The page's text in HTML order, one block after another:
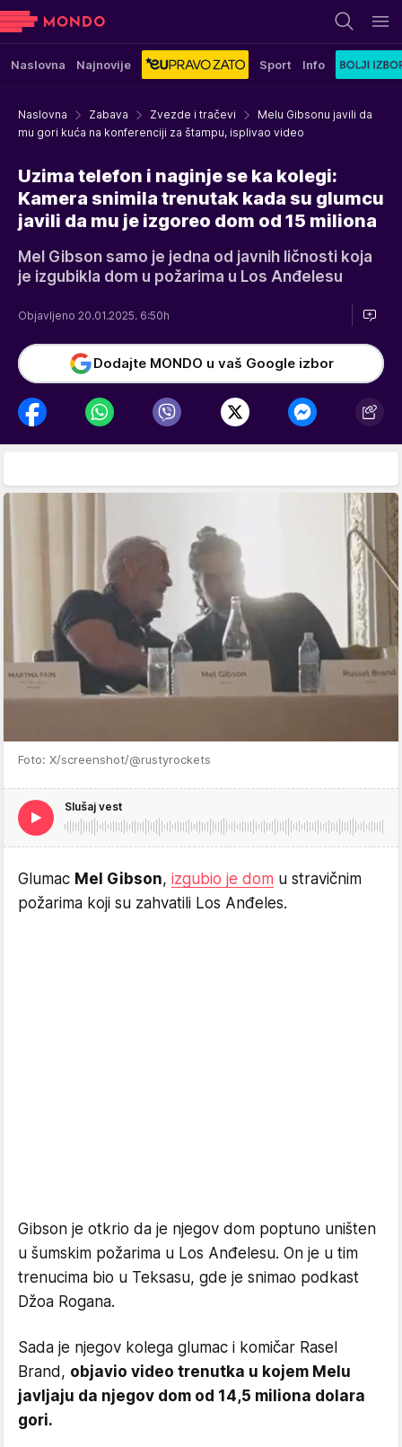
Naslovna Najnovije Sport Info
Naslovna Zabava Zvezde i tračevi
Melu Gibsonu javili da
mu gori kuća na konferenciji za štampu, isplivao video
Uzima telefon i naginje se ka kolegi:
Kamera snimila trenutak kada su glumcu
javili da mu je izgoreo dom od 15 miliona
Mel Gibson samo je jedna od javnih ličnosti koja
je izgubikla dom u požarima u Los Anđelesu
Objavljeno 20.01.2025. 6:50h
Dodajte MONDO u vaš Google izbor
Foto: X/screenshot/@rustyrockets
Slušaj vest
Glumac Mel Gibson, izgubio je dom u stravičnim
požarima koji su zahvatili Los Anđeles.
Gibson je otkrio da je njegov dom poptuno uništen
u šumskim požarima u Los Anđelesu. On je u tim
trenucima bio u Teksasu, gde je snimao podkast
Džoa Rogana.
Sada je njegov kolega glumac i komičar Rasel
Brand, objavio video trenutka u kojem Melu
javljaju da njegov dom od 14,5 miliona dolara
gori.